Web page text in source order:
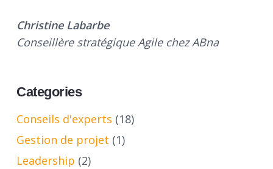
Christine Labarbe
Conseillère stratégique Agile chez ABna
Categories
Conseils d'experts (18)
Gestion de projet (1)
Leadership (2)